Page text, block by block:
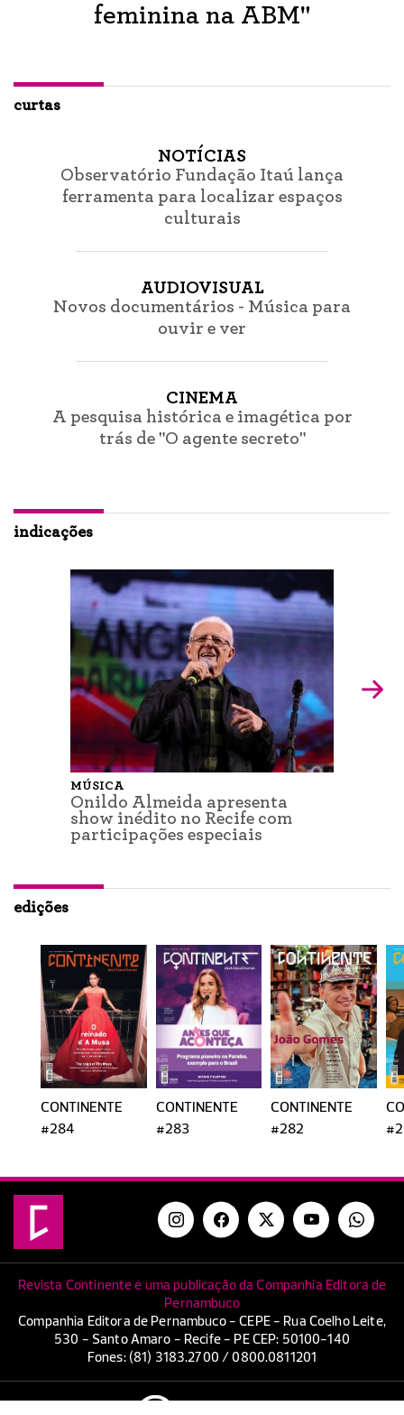
feminina na ABM"
curtas
NOTÍCIAS
Observatório Fundação Itaú lança
ferramenta para localizar espaços
culturais
AUDIOVISUAL
Novos documentários - Música para
ouvir e ver
CINEMA
A pesquisa histórica e imagética por
trás de "O agente secreto"
indicações
MÚSICA
Onildo Almeida apresenta
show inédito no Recife com
participações especiais
edições
CONTINENTE
#284
CONTINENTE
#283
CONTINENTE
#282
Revista Continente é uma publicação da Companhia Editora de
Pernambuco
Companhia Editora de Pernambuco - CEPE - Rua Coelho Leite,
530 - Santo Amaro - Recife - PE CEP: 50100-140
Fones: (81) 3183.2700 / 0800.0811201